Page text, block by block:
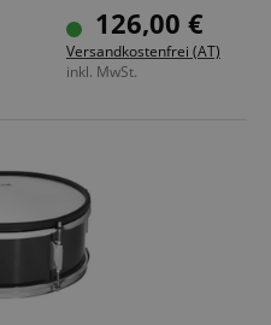
126,00 €
Versandkostenfrei (AT)
inkl. MwSt.